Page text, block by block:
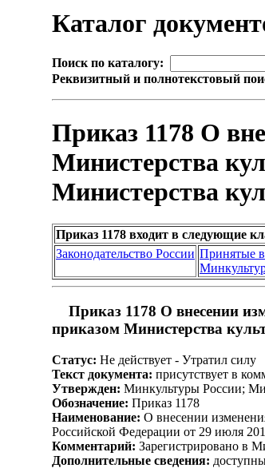
Каталог
Поиск по каталогу:
Реквизитный и полнотекстовый
Приказ 1178 О
Министерства
Министерства
Приказ 1178 входит в следующие
Законодательство России Принятые
Приказ 1178 О внесении
приказом Министерства
Статус: Не действует - Утратил силу
Текст документа: присутствует в
Утвержден: Минкультуры России;
Обозначение: Приказ 1178
Наименование: О внесении
Российской Федерации от 29 июля
Комментарий: Зарегистрировано в
Дополнительные сведения: